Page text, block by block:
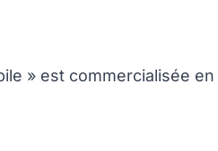
» est commercialisée